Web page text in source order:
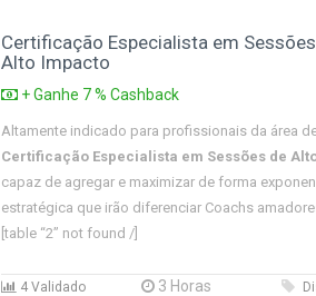
Certificação Especialista em
Alto Impacto
+ Ganhe 7 % Cashback
Altamente indicado para profissionais da área
Certificação Especialista em Sessões de
capaz de agregar e maximizar de forma
estratégica que irão diferenciar Coachs
[table “2” not found /]
4 Validado
3 Horas